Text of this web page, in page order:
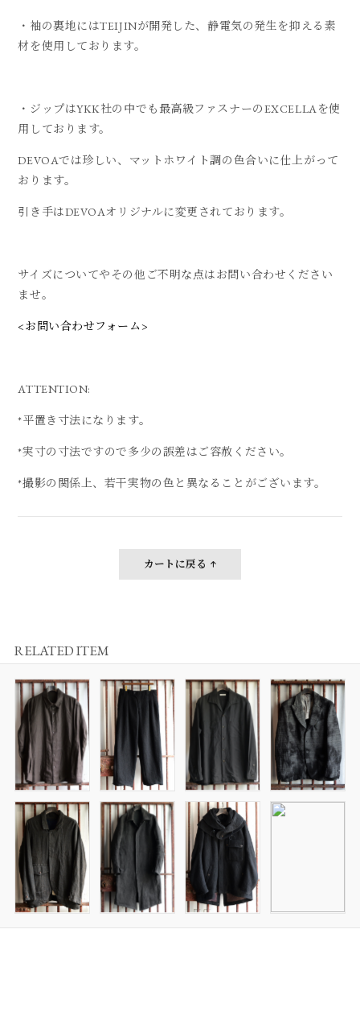
・袖の裏地にはTEIJINが開発した、静電気の発生を抑える素
材を使用しております。
・ジップはYKK社の中でも最高級ファスナーのEXCELLAを使
用しております。
DEVOAでは珍しい、マットホワイト調の色合いに仕上がって
おります。
引き手はDEVOAオリジナルに変更されております。
サイズについてやその他ご不明な点はお問い合わせください
ませ。
<お問い合わせフォーム>
ATTENTION:
*平置き寸法になります。
*実寸の寸法ですので多少の誤差はご容赦ください。
*撮影の関係上、若干実物の色と異なることがございます。
カートに戻る
RELATED ITEM